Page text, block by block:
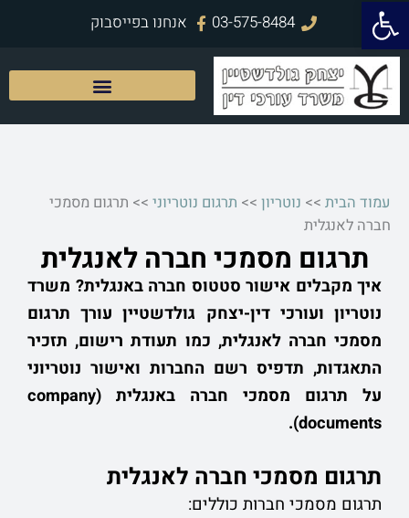
פתח סרגל נגישות
דילוג
לתוכן
03-575-8484 אנחנו בפייסבוק
עמוד הבית >> נוטריון >> תרגום נוטריוני >> תרגום מסמכי
חברה לאנגלית
תרגום מסמכי חברה לאנגלית
איך מקבלים אישור סטטוס חברה באנגלית? משרד
נוטריון ועורכי דין-יצחק גולדשטיין עורך תרגום
מסמכי חברה לאנגלית, כמו תעודת רישום, תזכיר
התאגדות, תדפיס רשם החברות ואישור נוטריוני
על תרגום מסמכי חברה באנגלית (company
documents)
.
תרגום מסמכי חברה לאנגלית
תרגום מסמכי חברות כוללים: